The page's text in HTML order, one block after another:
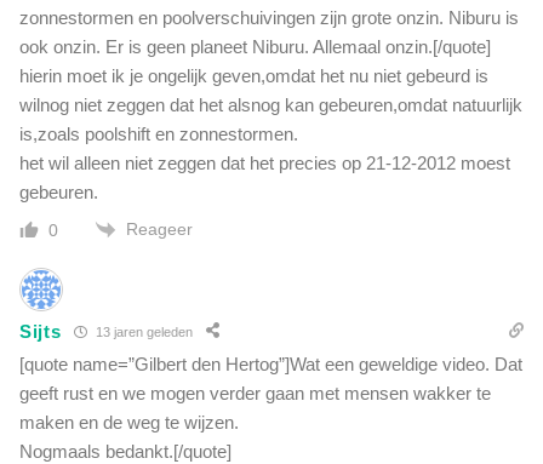
zonnestormen en poolverschuivingen zijn grote onzin. Niburu is
ook onzin. Er is geen planeet Niburu. Allemaal onzin.[/quote]
hierin moet ik je ongelijk geven,omdat het nu niet gebeurd is
wilnog niet zeggen dat het alsnog kan gebeuren,omdat natuurlijk
is,zoals poolshift en zonnestormen.
het wil alleen niet zeggen dat het precies op 21-12-2012 moest
gebeuren.
0 Reageer
Sijts 13 jaren geleden
[quote name=”Gilbert den Hertog”]Wat een geweldige video. Dat
geeft rust en we mogen verder gaan met mensen wakker te
maken en de weg te wijzen.
Nogmaals bedankt.[/quote]